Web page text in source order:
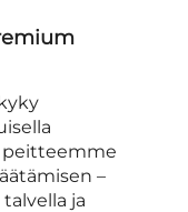
peitteemme
–
ja